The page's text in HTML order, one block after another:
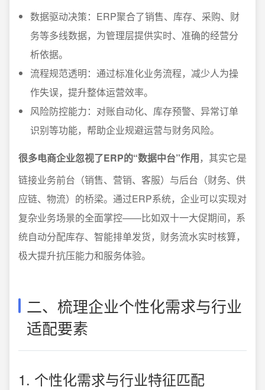
数据驱动决策：ERP聚合了销售、库存、采购、财
务等多线数据，为管理层提供实时、准确的经营分
析依据。
流程规范透明：通过标准化业务流程，减少人为操
作失误，提升整体运营效率。
风险防控能力：对账自动化、库存预警、异常订单
识别等功能，帮助企业规避运营与财务风险。
很多电商企业忽视了ERP的“数据中台”作用，其实它是
链接业务前台（销售、营销、客服）与后台（财务、供
应链、物流）的桥梁。通过ERP系统，企业可以实现对
复杂业务场景的全面掌控——比如双十一大促期间，系
统自动分配库存、智能排单发货，财务流水实时核算，
极大提升抗压能力和服务体验。
二、梳理企业个性化需求与行业
适配要素
1. 个性化需求与行业特征匹配